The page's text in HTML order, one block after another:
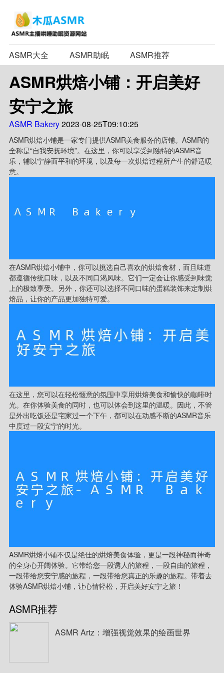
ASMR大全 ASMR助眠 ASMR推荐
ASMR烘焙小铺：开启美好
安宁之旅
ASMR Bakery2023-08-25T09:10:25
ASMR烘焙小铺是一家专门提供ASMR美食服务的店铺。ASMR的
全称是“自我安抚环境”。在这里，你可以享受到独特的ASMR音
乐，辅以宁静而平和的环境，以及每一次烘焙过程所产生的舒适暖
意。
在ASMR烘焙小铺中，你可以挑选自己喜欢的烘焙食材，而且味道
都遵循传统口味，以及不同口渴风味。它们一定会让你感受到味觉
上的极致享受。另外，你还可以选择不同口味的蛋糕装饰来定制烘
焙品，让你的产品更加独特可爱。
在这里，您可以在轻松惬意的氛围中享用烘焙美食和愉快的咖啡时
光。在你体验美食的同时，也可以体会到这里的温暖。因此，不管
是外出吃饭还是宅家过一个下午，都可以在动感不断的ASMR音乐
中度过一段安宁的时光。
ASMR烘焙小铺不仅是绝佳的烘焙美食体验，更是一段神秘而神奇
的全身心开阔体验。它带给您一段诱人的旅程，一段自由的旅程，
一段带给您安宁感的旅程，一段带给您真正的乐趣的旅程。带着去
体验ASMR烘焙小铺，让心情轻松，开启美好安宁之旅！
ASMR推荐
ASMR Artz：增强视觉效果的绘画世界